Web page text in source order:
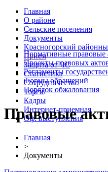
Главная
О районе
Сельские поселения
Документы
Красногорский
Прием
Защита от ЧС
Статистика
Сотрудничество
Торги
Кадры
Интернет-приемная
Оф. выступления
Нормативные правовые
Проекты правовых
Регламенты
Формы обращений
Порядок обжалования
Правовые
Главная
>
Документы